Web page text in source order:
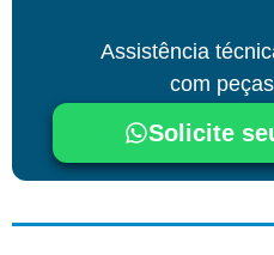
Assistência
com
Solicite